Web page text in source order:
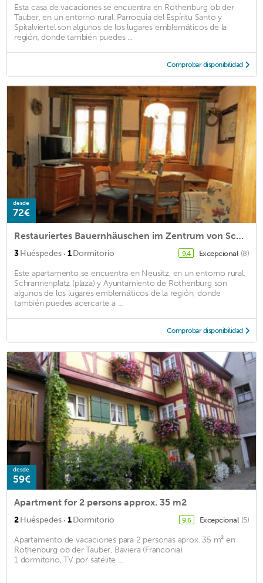
Esta casa de vacaciones se encuentra en Rothenburg ob der
Tauber, en un entorno rural. Parroquia del Espíritu Santo y
Spitalviertel son algunos de los lugares emblemáticos de la
región, donde también puedes ...
Comprobar disponibilidad
desde
72€
Restauriertes Bauernhäuschen im Zentrum von Schweinsdorf
3Huéspedes · 1Dormitorio 9,4 Excepcional (8)
Este apartamento se encuentra en Neusitz, en un entorno rural.
Schrannenplatz (plaza) y Ayuntamiento de Rothenburg son
algunos de los lugares emblemáticos de la región, donde
también puedes acercarte a ...
Comprobar disponibilidad
desde
59€
Apartment for 2 persons approx. 35 m2
2Huéspedes · 1Dormitorio 9,6 Excepcional (5)
Apartamento de vacaciones para 2 personas aprox. 35 m² en
Rothenburg ob der Tauber, Baviera (Franconia)
1 dormitorio, TV por satélite ...